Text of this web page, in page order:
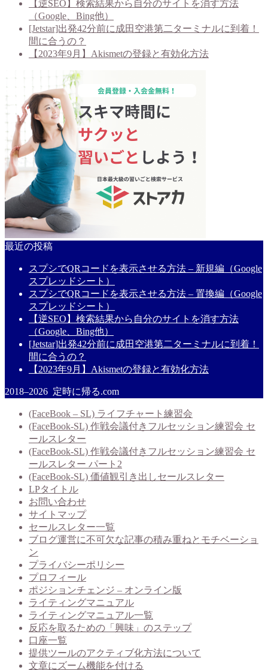
【逆SEO】検索結果から自分のサイトを消す方法
（Google、Bing他）
[Jetstar]出発42分前に成田空港第二ターミナルに到着！
間に合うの？
【2023年9月】Akismetの登録と有効化方法
最近の投稿
スプシでQRコードを表示させる方法 – 新規編（Google
スプレッドシート）
スプシでQRコードを表示させる方法 – 置換編（Google
スプレッドシート）
【逆SEO】検索結果から自分のサイトを消す方法
（Google、Bing他）
[Jetstar]出発42分前に成田空港第二ターミナルに到着！
間に合うの？
【2023年9月】Akismetの登録と有効化方法
2018–2026 定時に帰る.com
(FaceBook – SL) ライフチャート練習会
(FaceBook-SL) 作戦会議付きフルセッション練習会 セ
ールスレター
(FaceBook-SL) 作戦会議付きフルセッション練習会 セ
ールスレター パート2
(FaceBook-SL) 価値観引き出しセールスレター
LPタイトル
お問い合わせ
サイトマップ
セールスレター一覧
ブログ運営に不可欠な記事の積み重ねとモチベーショ
ン
プライバシーポリシー
プロフィール
ポジションチェンジ – オンライン版
ライティングマニュアル
ライティングマニュアル一覧
反応を取るための「興味」のステップ
口座一覧
提供ツールのアクティブ化方法について
文章にズーム機能を付ける